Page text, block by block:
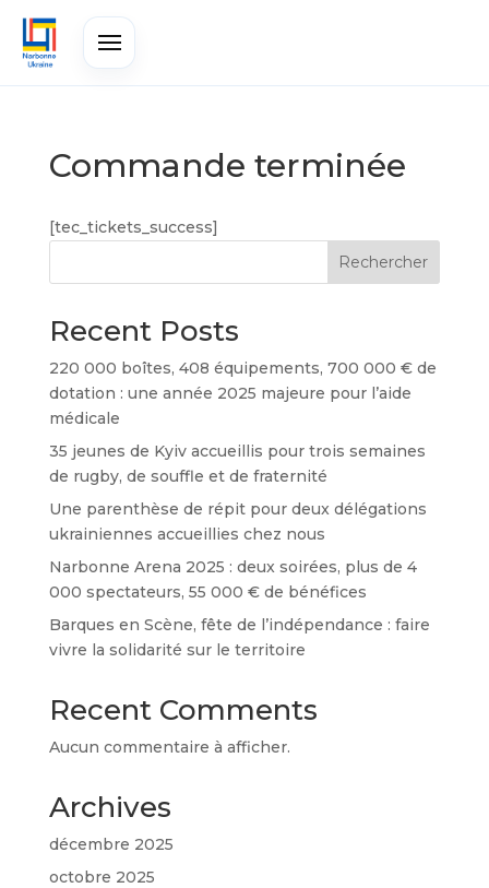
Commande terminée
[tec_tickets_success]
Rechercher
Recent Posts
220 000 boîtes, 408 équipements, 700 000 € de
dotation : une année 2025 majeure pour l’aide
médicale
35 jeunes de Kyiv accueillis pour trois semaines
de rugby, de souffle et de fraternité
Une parenthèse de répit pour deux délégations
ukrainiennes accueillies chez nous
Narbonne Arena 2025 : deux soirées, plus de 4
000 spectateurs, 55 000 € de bénéfices
Barques en Scène, fête de l’indépendance : faire
vivre la solidarité sur le territoire
Recent Comments
Aucun commentaire à afficher.
Archives
décembre 2025
octobre 2025